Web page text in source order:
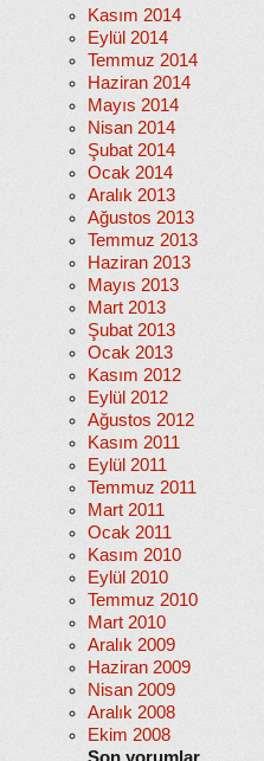
Kasım 2014
Eylül 2014
Temmuz 2014
Haziran 2014
Mayıs 2014
Nisan 2014
Şubat 2014
Ocak 2014
Aralık 2013
Ağustos 2013
Temmuz 2013
Haziran 2013
Mayıs 2013
Mart 2013
Şubat 2013
Ocak 2013
Kasım 2012
Eylül 2012
Ağustos 2012
Kasım 2011
Eylül 2011
Temmuz 2011
Mart 2011
Ocak 2011
Kasım 2010
Eylül 2010
Temmuz 2010
Mart 2010
Aralık 2009
Haziran 2009
Nisan 2009
Aralık 2008
Ekim 2008